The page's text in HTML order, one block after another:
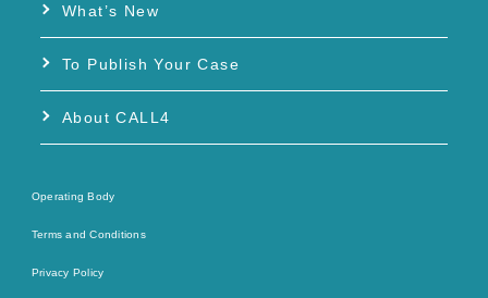
What’s New
To Publish Your Case
About CALL4
Operating Body
Terms and Conditions
Privacy Policy